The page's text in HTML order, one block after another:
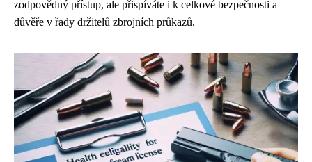
zodpovědný přístup, ale přispíváte i k celkové bezpečnosti a
důvěře v řady držitelů zbrojních průkazů.